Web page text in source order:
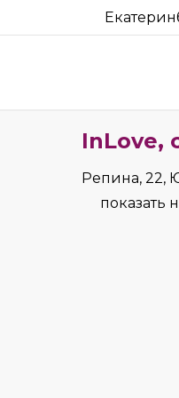
InLove,
Репина, 22,
показать